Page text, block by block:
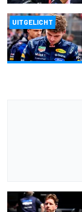
UITGELICHT